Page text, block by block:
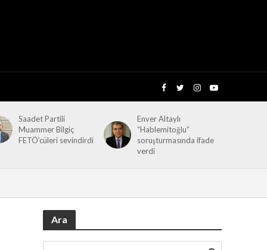
Saadet Partili
Muammer Bilgiç
FETÖ’cüleri sevindirdi
Enver Altaylı
“Hablemitoğlu”
soruşturmasında ifade
verdi
Ara